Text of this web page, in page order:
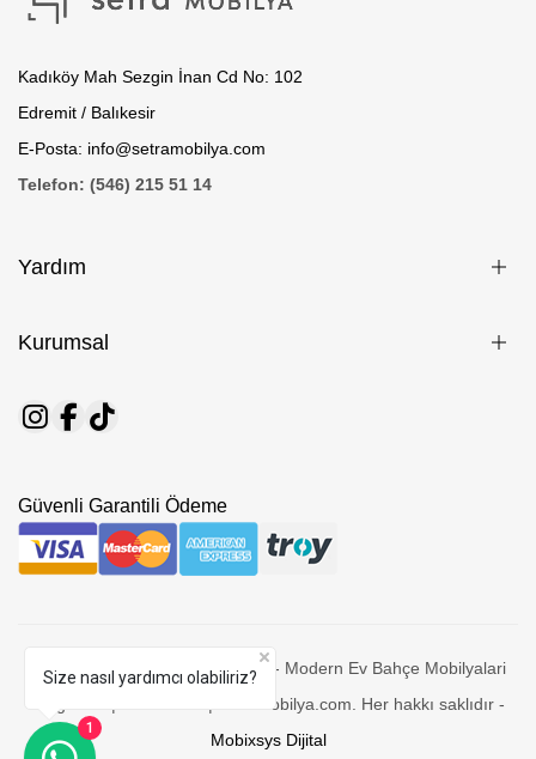
Kadıköy Mah Sezgin İnan Cd No: 102
Edremit / Balıkesir
E-Posta: info@setramobilya.com
Telefon: (546) 215 51 14
Yardım
Kurumsal
Güvenli Garantili Ödeme
© 2026 Setra Mobilya - Edremit - Modern Ev Bahçe Mobilyalari
Mağazası | Decoration | setramobilya.com. Her hakkı saklıdır -
Mobixsys Dijital
Size nasıl yardımcı olabiliriz?
1